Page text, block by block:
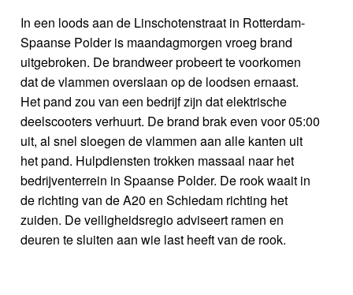
In een loods aan de Linschotenstraat in Rotterdam-
Spaanse Polder is maandagmorgen vroeg brand
uitgebroken. De brandweer probeert te voorkomen
dat de vlammen overslaan op de loodsen ernaast.
Het pand zou van een bedrijf zijn dat elektrische
deelscooters verhuurt. De brand brak even voor 05:00
uit, al snel sloegen de vlammen aan alle kanten uit
het pand. Hulpdiensten trokken massaal naar het
bedrijventerrein in Spaanse Polder. De rook waait in
de richting van de A20 en Schiedam richting het
zuiden. De veiligheidsregio adviseert ramen en
deuren te sluiten aan wie last heeft van de rook.